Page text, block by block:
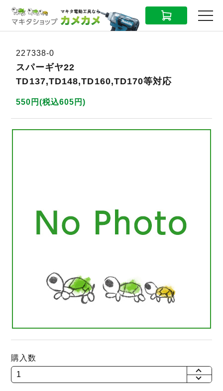
CART MENU
227338-0
スパーギヤ22
TD137,TD148,TD160,TD170等対応
550円(税込605円)
購入数
+